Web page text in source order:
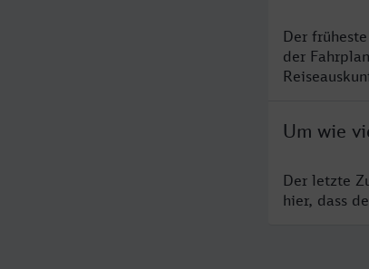
Der
der
Um wie
Der letzte
hier, dass